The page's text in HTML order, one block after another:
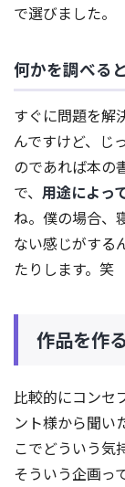
で選びました。
何かを調べる
すぐに問題を解
んですけど、じ
のであれば本の
で、 用途によっ
ね。僕の場合、
ない感じがする
たりします。笑
作品を作
比較的にコンセ
ント様から聞い
こでどういう気
そういう企画っ